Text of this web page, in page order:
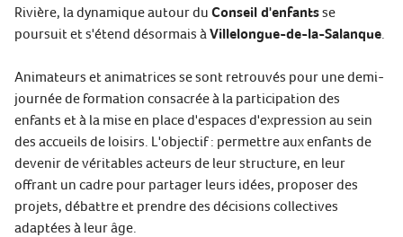
Rivière, la dynamique autour du Conseil d'enfantsse
poursuit et s'étend désormais à Villelongue-de-la-Salanque
Animateurs et animatrices se sont retrouvés pour une demi-
journée de formation consacrée à la participation des
enfants et à la mise en place d'espaces d'expression au sein
des accueils de loisirs. L'objectif : permettre aux enfants de
devenir de véritables acteurs de leur structure, en leur
offrant un cadre pour partager leurs idées, proposer des
projets, débattre et prendre des décisions collectives
adaptées à leur âge.